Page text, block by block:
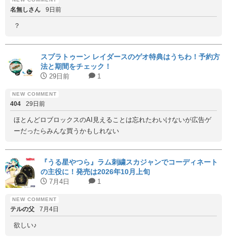
名無しさん 9日前
？
スプラトゥーン レイダースのゲオ特典はうちわ！予約方
法と期間をチェック！
29日前 1
404 29日前
ほとんどロブロックスのAI見えることは忘れたわいけないが広告ゲ
ーだったらみんな買うかもしれない
『うる星やつら』ラム刺繍スカジャンでコーディネート
の主役に！発売は2026年10月上旬
7月4日 1
テルの父 7月4日
欲しい♪